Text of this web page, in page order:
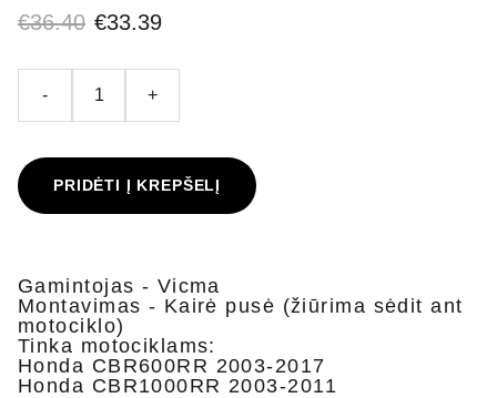
€36.40 €33.39
- +
PRIDĖTI Į KREPŠELĮ
Gamintojas - Vicma
Montavimas - Kairė pusė (žiūrima sėdit ant
motociklo)
Tinka motociklams:
Honda CBR600RR 2003-2017
Honda CBR1000RR 2003-2011